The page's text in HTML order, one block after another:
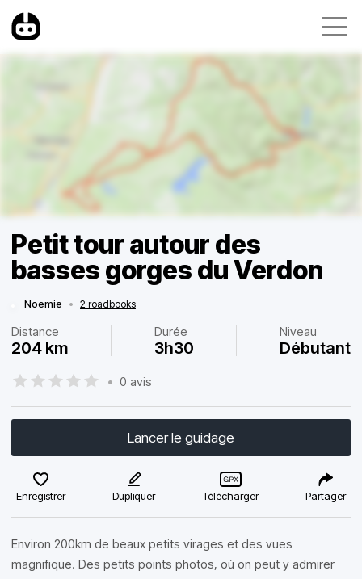
Petit tour autour des
basses gorges du Verdon
Noemie • 2 roadbooks
Distance
204 km
Durée
3h30
Niveau
Débutant
• 0 avis
Lancer le guidage
Enregistrer Dupliquer Télécharger Partager
Environ 200km de beaux petits virages et des vues
magnifique. Des petits points photos, où on peut y admirer